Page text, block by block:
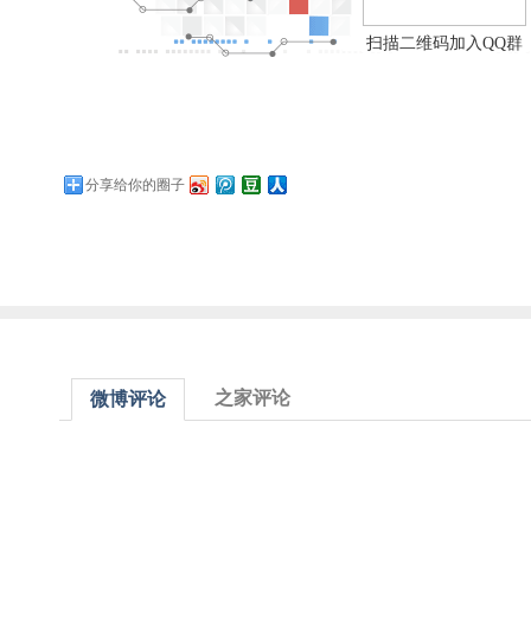
扫描二维码加入QQ群
分享给你的圈子
微博评论 之家评论